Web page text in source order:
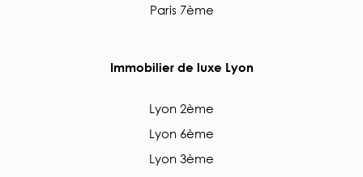
Paris 7ème
Immobilier de luxe Lyon
Lyon 2ème
Lyon 6ème
Lyon 3ème